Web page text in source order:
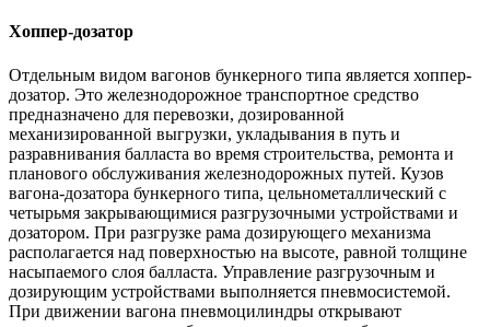
Хоппер-дозатор
Отдельным видом вагонов бункерного типа является хоппер-
дозатор. Это железнодорожное транспортное средство
предназначено для перевозки, дозированной
механизированной выгрузки, укладывания в путь и
разравнивания балласта во время строительства, ремонта и
планового обслуживания железнодорожных путей. Кузов
вагона-дозатора бункерного типа, цельнометаллический с
четырьмя закрывающимися разгрузочными устройствами и
дозатором. При разгрузке рама дозирующего механизма
располагается над поверхностью на высоте, равной толщине
насыпаемого слоя балласта. Управление разгрузочным и
дозирующим устройствами выполняется пневмосистемой.
При движении вагона пневмоцилиндры открывают